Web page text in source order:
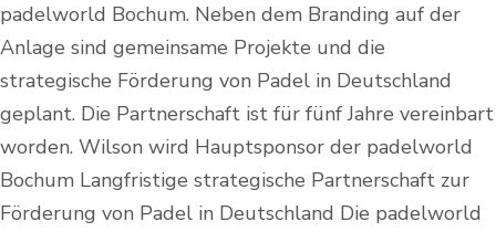
padelworld Bochum. Neben dem Branding auf der
Anlage sind gemeinsame Projekte und die
strategische Förderung von Padel in Deutschland
geplant. Die Partnerschaft ist für fünf Jahre vereinbart
worden. Wilson wird Hauptsponsor der padelworld
Bochum Langfristige strategische Partnerschaft zur
Förderung von Padel in Deutschland Die padelworld